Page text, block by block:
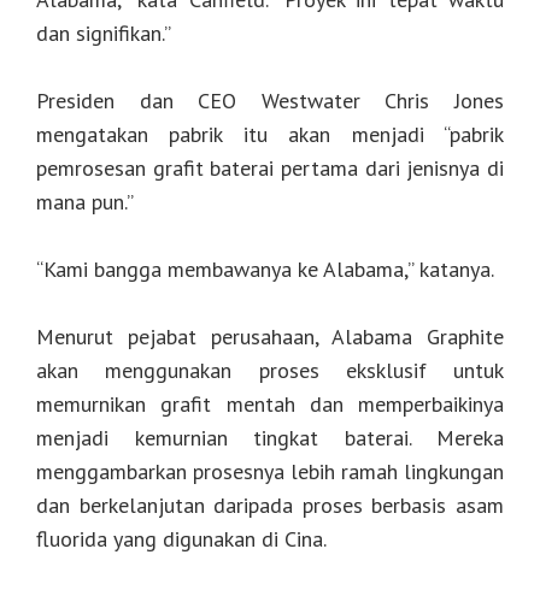
dan signifikan.”
Presiden dan CEO Westwater Chris Jones
mengatakan pabrik itu akan menjadi “pabrik
pemrosesan grafit baterai pertama dari jenisnya di
mana pun.”
“Kami bangga membawanya ke Alabama,” katanya.
Menurut pejabat perusahaan, Alabama Graphite
akan menggunakan proses eksklusif untuk
memurnikan grafit mentah dan memperbaikinya
menjadi kemurnian tingkat baterai. Mereka
menggambarkan prosesnya lebih ramah lingkungan
dan berkelanjutan daripada proses berbasis asam
fluorida yang digunakan di Cina.